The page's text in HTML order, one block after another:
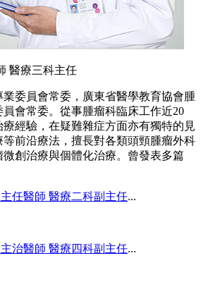
療三科主任
員會常委，廣東省醫學教育協會腫
會常委。從事腫瘤科臨床工作近20
經驗，在疑難雜症方面亦有獨特的見
前沿療法，擅長對各類頭頸腫瘤外科
創治療與個體化治療。曾發表多篇
任醫師 醫療二科副主任...
治醫師 醫療四科副主任...